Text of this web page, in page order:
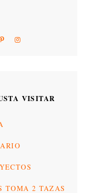
VISITAR
TOMA 2 TAZAS